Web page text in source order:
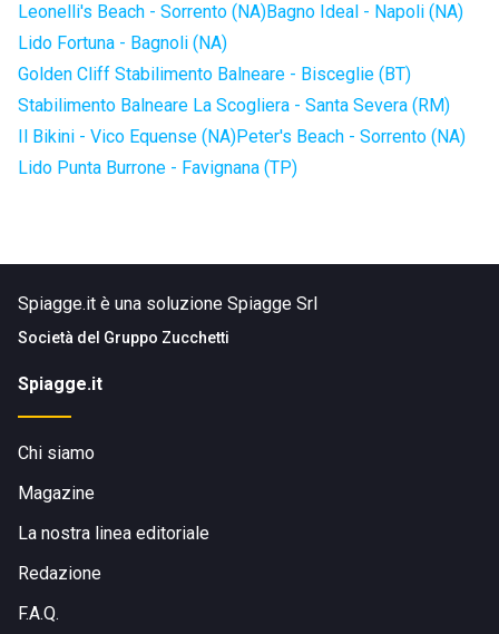
Leonelli's Beach - Sorrento (NA)Bagno Ideal - Napoli (NA)
Lido Fortuna - Bagnoli (NA)
Golden Cliff Stabilimento Balneare - Bisceglie (BT)
Stabilimento Balneare La Scogliera - Santa Severa (RM)
Il Bikini - Vico Equense (NA)Peter's Beach - Sorrento (NA)
Lido Punta Burrone - Favignana (TP)
Spiagge.it è una soluzione Spiagge Srl
Società del Gruppo Zucchetti
Spiagge.it
Chi siamo
Magazine
La nostra linea editoriale
Redazione
F.A.Q.